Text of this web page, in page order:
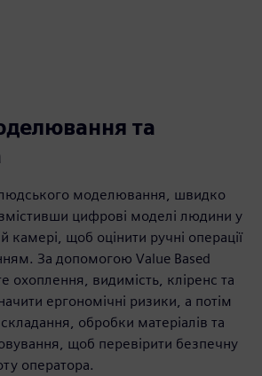
та
людського моделювання, швидко
цифрові моделі людини у
камері, щоб оцінити ручні операції
За допомогою Value Based
охоплення, видимість, кліренс та
ергономічні ризики, а потім
обробки матеріалів та
щоб перевірити безпечну
оператора.